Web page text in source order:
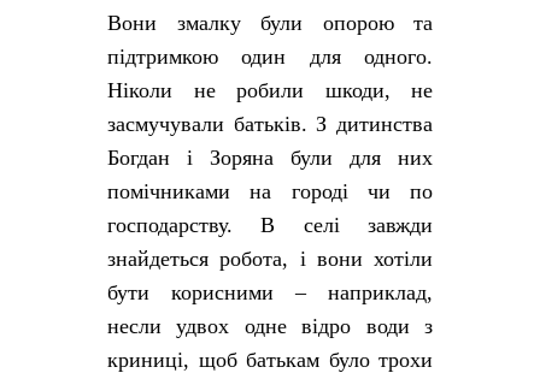
Вони змалку були опорою та
підтримкою один для одного.
Ніколи не робили шкоди, не
засмучували батьків. З дитинства
Богдан і Зоряна були для них
помічниками на городі чи по
господарству. В селі завжди
знайдеться робота, і вони хотіли
бути корисними – наприклад,
несли удвох одне відро води з
криниці, щоб батькам було трохи